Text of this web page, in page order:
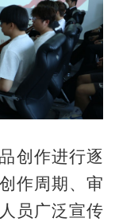
创作进行逐
作周期、审
员广泛宣传